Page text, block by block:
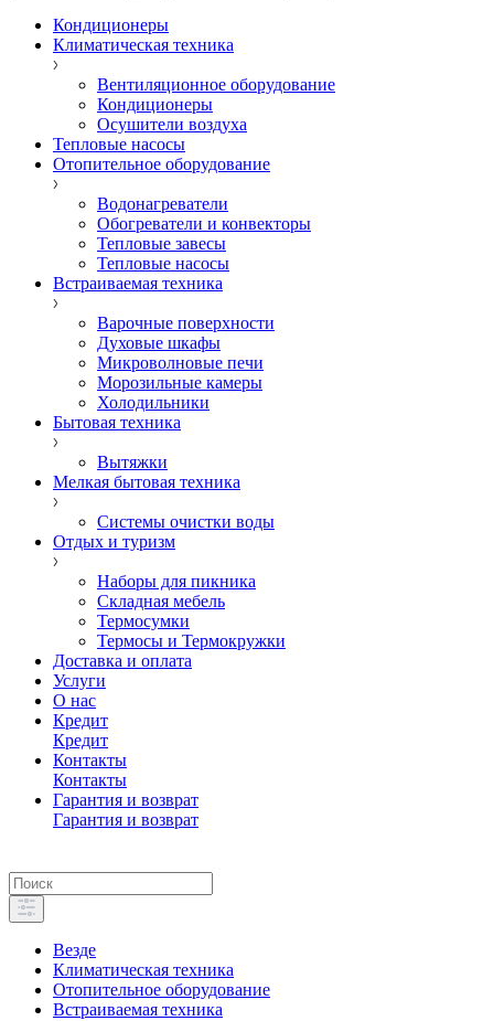
Кондиционеры
Климатическая техника
Вентиляционное оборудование
Кондиционеры
Осушители воздуха
Тепловые насосы
Отопительное оборудование
Водонагреватели
Обогреватели и конвекторы
Тепловые завесы
Тепловые насосы
Встраиваемая техника
Варочные поверхности
Духовые шкафы
Микроволновые печи
Морозильные камеры
Холодильники
Бытовая техника
Вытяжки
Мелкая бытовая техника
Системы очистки воды
Отдых и туризм
Наборы для пикника
Складная мебель
Термосумки
Термосы и Термокружки
Доставка и оплата
Услуги
О нас
Кредит
Кредит
Контакты
Контакты
Гарантия и возврат
Гарантия и возврат
Везде
Климатическая техника
Отопительное оборудование
Встраиваемая техника